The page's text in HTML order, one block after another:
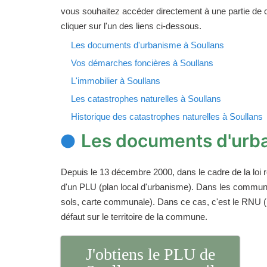
vous souhaitez accéder directement à une partie de
cliquer sur l'un des liens ci-dessous.
Les documents d'urbanisme à Soullans
Vos démarches foncières à Soullans
L'immobilier à Soullans
Les catastrophes naturelles à Soullans
Historique des catastrophes naturelles à Soullans
Les documents
Depuis le 13 décembre 2000, dans le cadre de la
d'un PLU (plan local d'urbanisme). Dans les
sols, carte communale). Dans ce cas, c'est le RNU
défaut sur le territoire de la commune.
J'obtiens le PLU de